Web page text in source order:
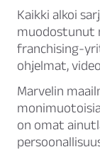
Kaikki alkoi
muodostunut
franchising-
ohjelmat,
Marvelin
on omat